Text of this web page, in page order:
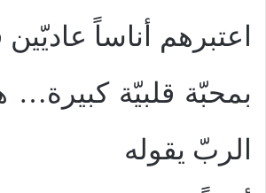
اعتبرهم أناساً
بمحبّة قلبيّة كبيرة…
الربّ يقوله